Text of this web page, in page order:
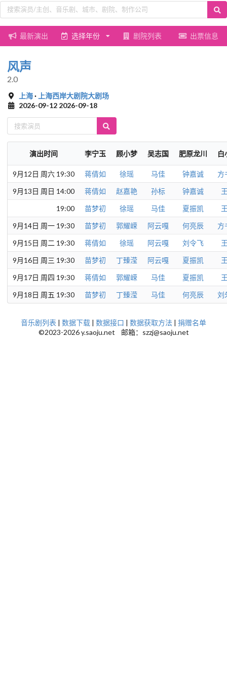
最新演出 选择年份 剧院列表 出票信息
风声
2.0
上海· 上海西岸大剧院大剧场
2026-09-12 2026-09-18
演出时间 李宁玉 顾小梦 吴志国 肥原龙川 白
9月12日 周六 19:30 蒋倩如 徐瑶 马佳 钟嘉诚
方
9月13日 周日 14:00
蒋倩如 赵嘉艳 孙标 钟嘉诚
19:00
苗梦初 徐瑶 马佳 夏振凯
9月14日 周一 19:30
苗梦初 郭耀嵘 阿云嘎 何亮辰
方
9月15日 周二 19:30
蒋倩如 徐瑶 阿云嘎 刘令飞
9月16日 周三 19:30
苗梦初 丁臻滢 阿云嘎 夏振凯
9月17日 周四 19:30
蒋倩如 郭耀嵘 马佳 夏振凯
9月18日 周五 19:30
苗梦初 丁臻滢 马佳 何亮辰 刘
音乐剧列表 | 数据下载 | 数据接口 | 数据获取方法 | 捐赠名单
©2023-2026 y.saoju.net 邮箱：szzj@saoju.net